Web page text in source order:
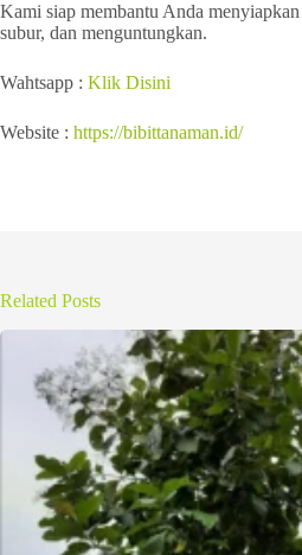
Kami siap membantu Anda
subur, dan menguntungkan.
Wahtsapp : Klik Disini
Website : https://bibittanaman.id/
Related Posts